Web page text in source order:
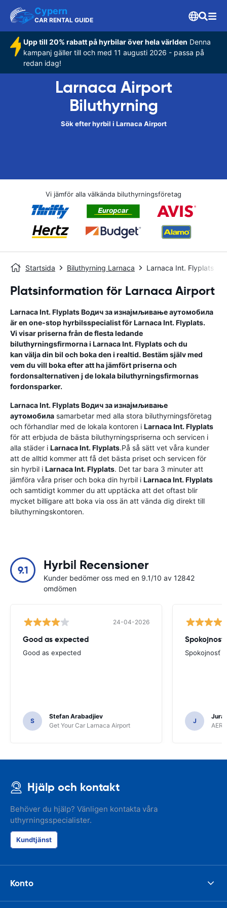
Cypern
CAR RENTAL GUIDE
Upp till 20% rabatt på hyrbilar över hela världen Denna
kampanj gäller till och med 11 augusti 2026 - passa på
redan idag!
Larnaca Airport
Biluthyrning
Sök efter hyrbil i Larnaca Airport
Vi jämför alla välkända biluthyrningsföretag
Startsida Biluthyrning Larnaca Larnaca Int. Flyplats
Platsinformation för Larnaca Airport
Larnaca Int. FlyplatsВодич за изнајмљивање аутомобила
är en one-stop hyrbilsspecialist förLarnaca Int. Flyplats.
Vi visar priserna från de flesta ledande
biluthyrningsfirmorna i Larnaca Int. Flyplatsoch du
kan välja din bil och boka den i realtid. Bestäm själv med
vem du vill boka efter att ha jämfört priserna och
fordonsalternativen j de lokala biluthyrningsfirmornas
fordonsparker.
Larnaca Int. FlyplatsВодич за изнајмљивање
аутомобила samarbetar med alla stora biluthyrningsföretag
och förhandlar med de lokala kontoren i Larnaca Int. Flyplats
för att erbjuda de bästa biluthyrningspriserna och servicen i
alla städer i Larnaca Int. Flyplats.På så sätt vet våra kunder
att de alltid kommer att få det bästa priset och servicen för
sin hyrbil i Larnaca Int. Flyplats. Det tar bara 3 minuter att
jämföra våra priser och boka din hyrbil i Larnaca Int. Flyplats
och samtidigt kommer du att upptäcka att det oftast blir
mycket billigare att boka via oss än att vända dig direkt till
biluthyrningskontoren.
9.1 Hyrbil Recensioner
Kunder bedömer oss med en 9.1/10 av 12842
omdömen
24-04-2026
Good as expected
Good as expected
S
Stefan Arabadjiev
Get Your Car Larnaca Airport
Spokojnosť
Spokojnosť
J
Juraj
Hjälp och kontakt
Behöver du hjälp? Vänligen kontakta våra
uthyrningsspecialister.
Kundtjänst
Konto